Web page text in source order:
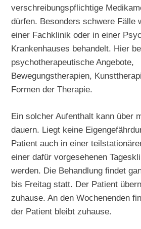
verschreibungspflichtige
dürfen. Besonders schwere Fälle
einer Fachklinik oder in einer
Krankenhauses behandelt. Hier
psychotherapeutische Angebote,
Bewegungstherapien,
Formen der Therapie.
Ein solcher Aufenthalt kann über
dauern. Liegt keine
Patient auch in einer
einer dafür vorgesehenen
werden. Die Behandlung findet
bis Freitag statt. Der Patient
zuhause. An den Wochenenden
der Patient bleibt zuhause.